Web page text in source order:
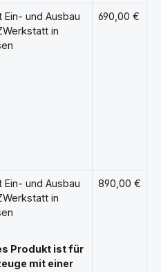
Ein- und Ausbau
in
690,00 €
Ein- und Ausbau
in
Produkt ist für
mit einer
890,00 €